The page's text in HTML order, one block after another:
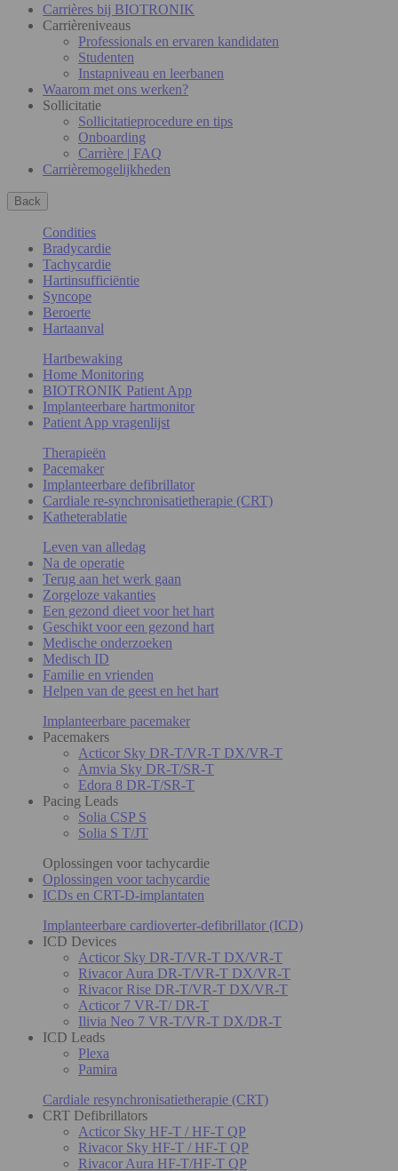
Carrières bij BIOTRONIK
Carrièreniveaus
Professionals en ervaren kandidaten
Studenten
Instapniveau en leerbanen
Waarom met ons werken?
Sollicitatie
Sollicitatieprocedure en tips
Onboarding
Carrière | FAQ
Carrièremogelijkheden
Back
Condities
Bradycardie
Tachycardie
Hartinsufficiëntie
Syncope
Beroerte
Hartaanval
Hartbewaking
Home Monitoring
BIOTRONIK Patient App
Implanteerbare hartmonitor
Patient App vragenlijst
Therapieën
Pacemaker
Implanteerbare defibrillator
Cardiale re-synchronisatietherapie (CRT)
Katheterablatie
Leven van alledag
Na de operatie
Terug aan het werk gaan
Zorgeloze vakanties
Een gezond dieet voor het hart
Geschikt voor een gezond hart
Medische onderzoeken
Medisch ID
Familie en vrienden
Helpen van de geest en het hart
Implanteerbare pacemaker
Pacemakers
Acticor Sky DR-T/VR-T DX/VR-T
Amvia Sky DR-T/SR-T
Edora 8 DR-T/SR-T
Pacing Leads
Solia CSP S
Solia S T/JT
Oplossingen voor tachycardie
Oplossingen voor tachycardie
ICDs en CRT-D-implantaten
Implanteerbare cardioverter-defibrillator (ICD)
ICD Devices
Acticor Sky DR-T/VR-T DX/VR-T
Rivacor Aura DR-T/VR-T DX/VR-T
Rivacor Rise DR-T/VR-T DX/VR-T
Acticor 7 VR-T/ DR-T
Ilivia Neo 7 VR-T/VR-T DX/DR-T
ICD Leads
Plexa
Pamira
Cardiale resynchronisatietherapie (CRT)
CRT Defibrillators
Acticor Sky HF-T / HF-T QP
Rivacor Sky HF-T / HF-T QP
Rivacor Aura HF-T/HF-T QP